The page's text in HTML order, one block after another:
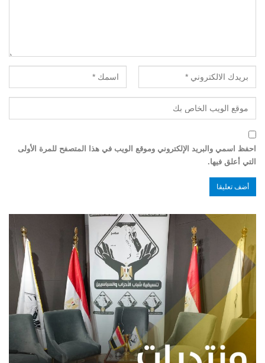
احفظ اسمي والبريد الإلكتروني وموقع الويب في هذا المتصفح للمرة الأولى
التي أعلق فيها.